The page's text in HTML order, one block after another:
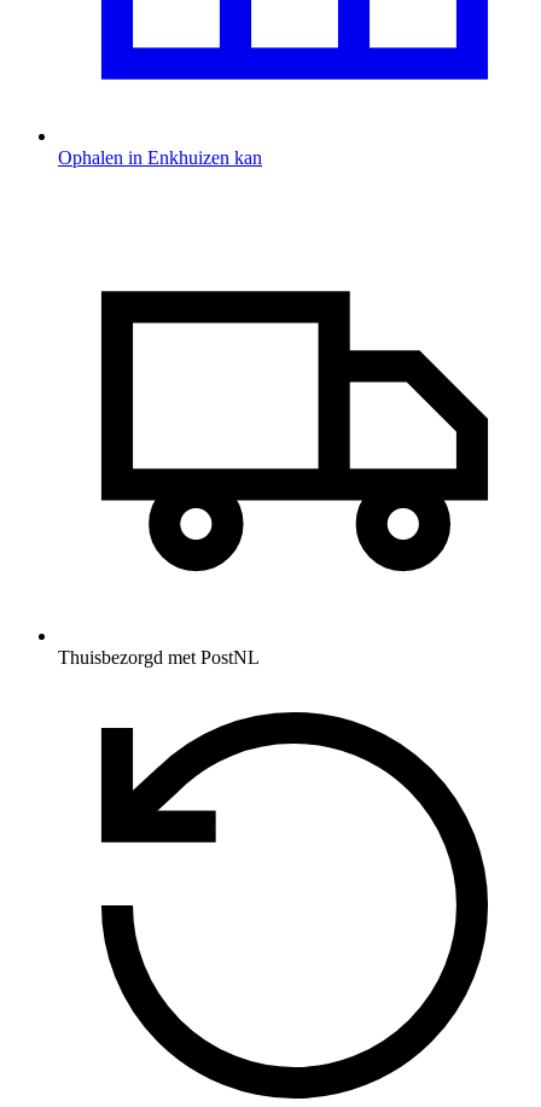
Ophalen in Enkhuizen kan
Thuisbezorgd met PostNL